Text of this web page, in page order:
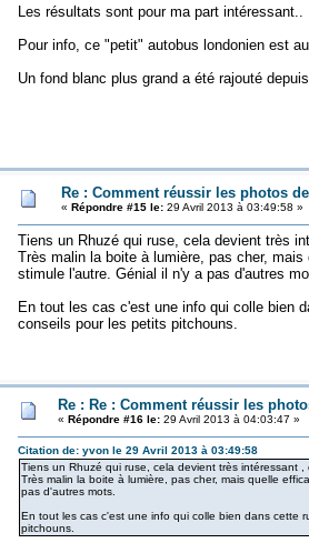
Les résultats sont pour ma part intéressant..
Pour info, ce "petit" autobus londonien est
Un fond blanc plus grand a été rajouté
Re : Comment réussir les photos
« Répondre #15 le:29 Avril 2013 à 03:49:58 »
Tiens un Rhuzé qui ruse, cela devient très
Très malin la boite à lumière, pas cher,
stimule l'autre. Génial il n'y a pas d'autres
En tout les cas c'est une info qui colle bien
conseils pour les petits pitchouns.
Re : Re : Comment réussir les
« Répondre #16 le:29 Avril 2013 à 04:03:47 »
Citation de: yvon le 29 Avril 2013 à 03:49:58
Tiens un Rhuzé qui ruse, cela devient très intéressant
Très malin la boite à lumière, pas cher, mais quelle
pas d'autres mots.
En tout les cas c'est une info qui colle bien dans cette
pitchouns.